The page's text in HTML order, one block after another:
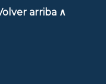
arriba ∧